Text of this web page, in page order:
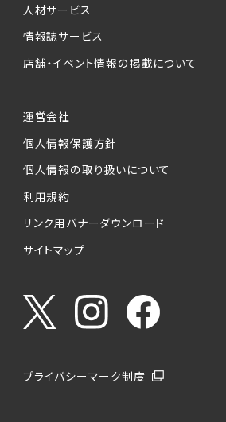
人材サービス
情報誌サービス
店舗・イベント情報の掲載について
運営会社
個人情報保護方針
個人情報の取り扱いについて
利用規約
リンク用バナーダウンロード
サイトマップ
プライバシーマーク制度